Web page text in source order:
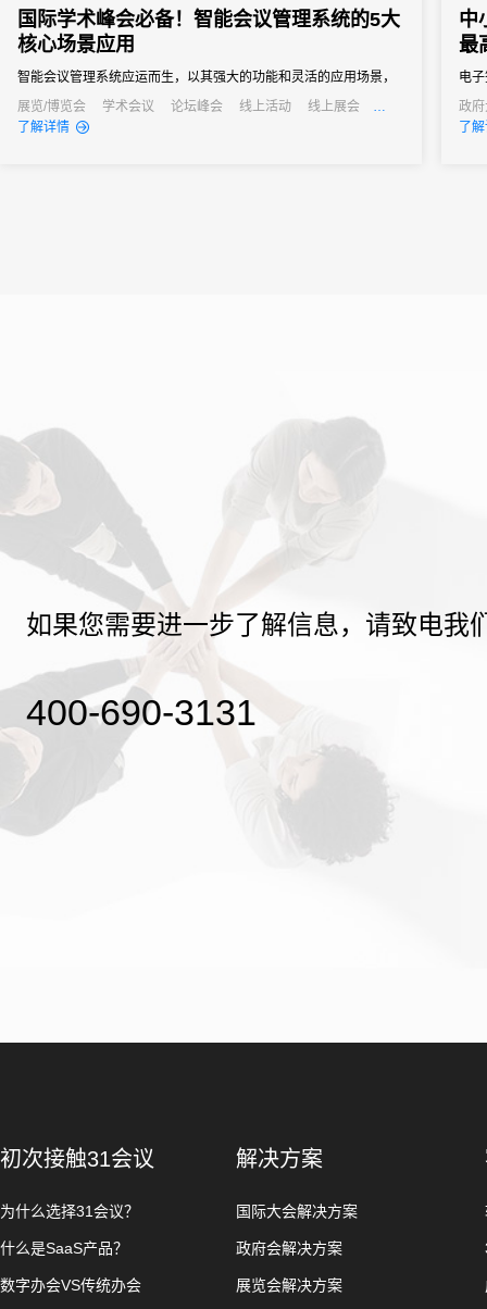
国际学术峰会必备！智能会议管理系统的5大
核心场景应用
智能会议管理系统应运而生，以其强大的功能和灵活的应用场景，
成为国际学术峰会不可或缺的得力助手。
展览/博览会 学术会议 论坛峰会 线上活动
线上展会
发布会
培训会
了解详情
中
最
电
计
通
政
公
了
如果您需要进一步了解信息，请致电我
400-690-3131
初次接触31会议
为什么选择31会议？
什么是SaaS产品？
数字办会VS传统办会
解决方案
国际大会解决方案
政府会解决方案
展览会解决方案